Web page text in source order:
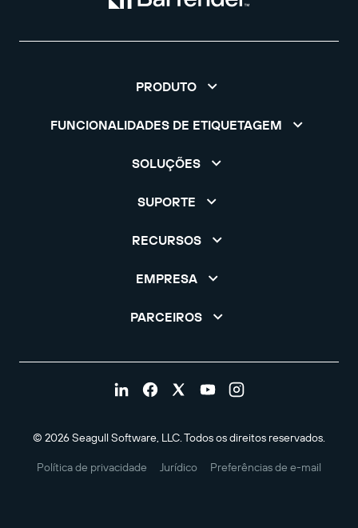
PRODUTO
FUNCIONALIDADES DE ETIQUETAGEM
SOLUÇÕES
SUPORTE
RECURSOS
EMPRESA
PARCEIROS
© 2026 Seagull Software, LLC. Todos os direitos reservados.
Política de privacidade Jurídico Preferências de e-mail